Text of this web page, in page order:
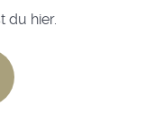
du hier.